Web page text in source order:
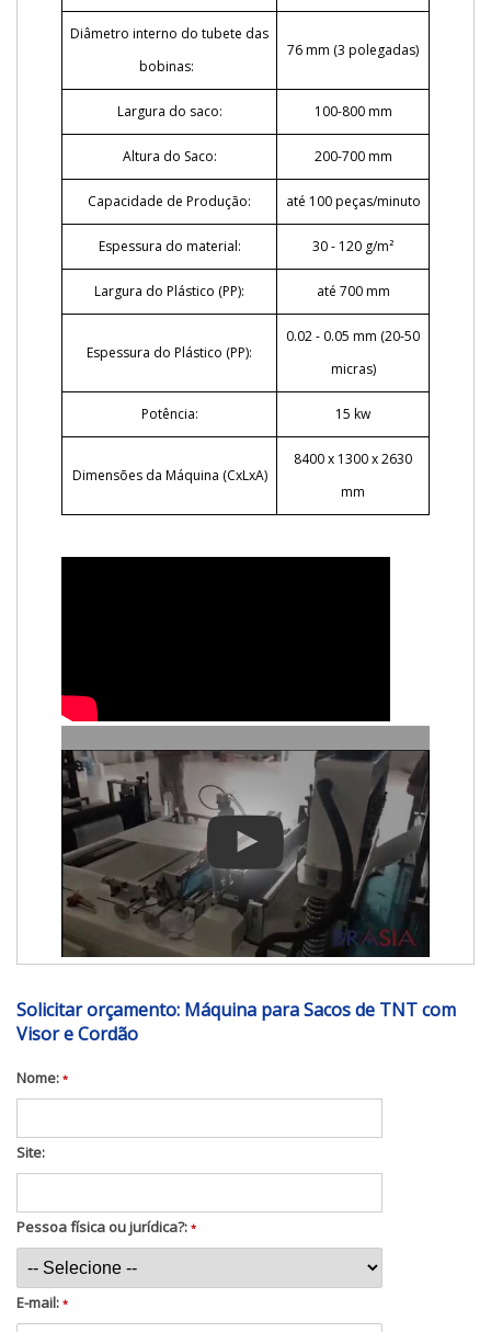
Diâmetro interno do tubete das
bobinas:
76 mm (3 polegadas)
Largura do saco: 100-800 mm
Altura do Saco: 200-700 mm
Capacidade de Produção: até 100 peças/minuto
Espessura do material: 30 - 120 g/m²
Largura do Plástico (PP): até 700 mm
Espessura do Plástico (PP):
0.02 - 0.05 mm (20-50
micras)
Potência: 15 kw
Dimensões da Máquina (CxLxA)
8400 x 1300 x 2630
mm
Solicitar orçamento: Máquina para Sacos de TNT com
Visor e Cordão
Nome: *
Site:
Pessoa física ou jurídica?: *
E-mail: *